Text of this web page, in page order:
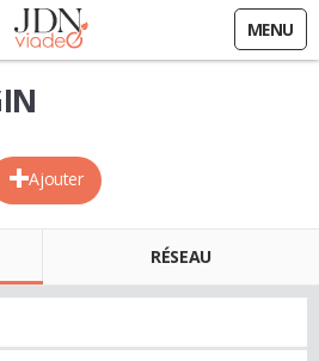
MENU
Ajouter
RÉSEAU